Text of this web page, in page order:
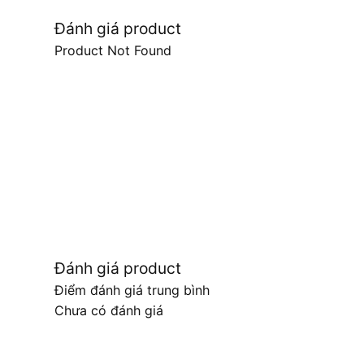
Đánh giá product
Product Not Found
Đánh giá product
Điểm đánh giá trung bình
Chưa có đánh giá